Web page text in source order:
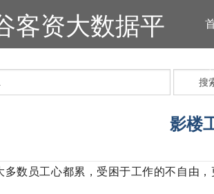
客资大数据平
搜
影楼
多数员工心都累，受困于工作的不自由